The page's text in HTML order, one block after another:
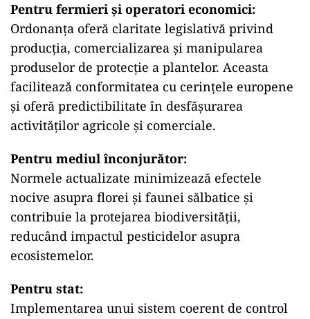
Pentru fermieri și operatori economici:
Ordonanța oferă claritate legislativă privind
producția, comercializarea și manipularea
produselor de protecție a plantelor. Aceasta
facilitează conformitatea cu cerințele europene
și oferă predictibilitate în desfășurarea
activităților agricole și comerciale.
Pentru mediul înconjurător:
Normele actualizate minimizează efectele
nocive asupra florei și faunei sălbatice și
contribuie la protejarea biodiversității,
reducând impactul pesticidelor asupra
ecosistemelor.
Pentru stat:
Implementarea unui sistem coerent de control